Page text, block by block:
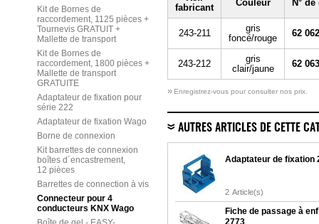
Kit de Bornes de
raccordement, 1125 pièces +
Tournevis GRATUIT +
Mallette de transport
Kit de Bornes de
raccordement, 1800 pièces +
Mallette de transport
GRATUITE
Adaptateur de fixation pour
série 222
Adaptateur de fixation Wago
Borne de connexion
Kit barrettes de connexion
boîtes d´encastrement,
12 pièces
Barrettes de connection à vis
Connecteur pour 4
conducteurs KNX Wago
fabricant
Couleur N°
243-211
gris
foncé/rouge
62
243-212
gris
clair/jaune
62
» Enregistrez-vous pour consulter nos prix.
AUTRES ARTICLES DE CETTE
Adaptateur de fixation
2 Article(s)
Fiche de passage à
2773